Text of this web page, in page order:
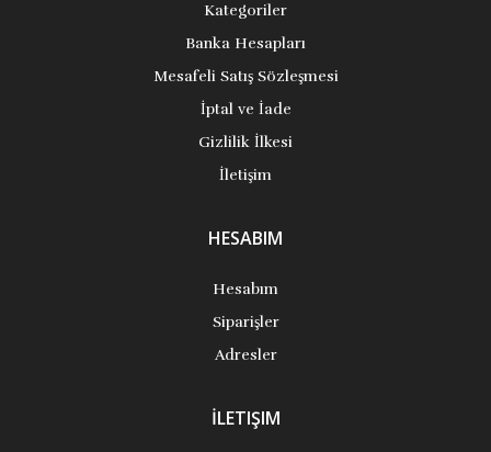
Kategoriler
Banka Hesapları
Mesafeli Satış Sözleşmesi
İptal ve İade
Gizlilik İlkesi
İletişim
HESABIM
Hesabım
Siparişler
Adresler
İLETIŞIM